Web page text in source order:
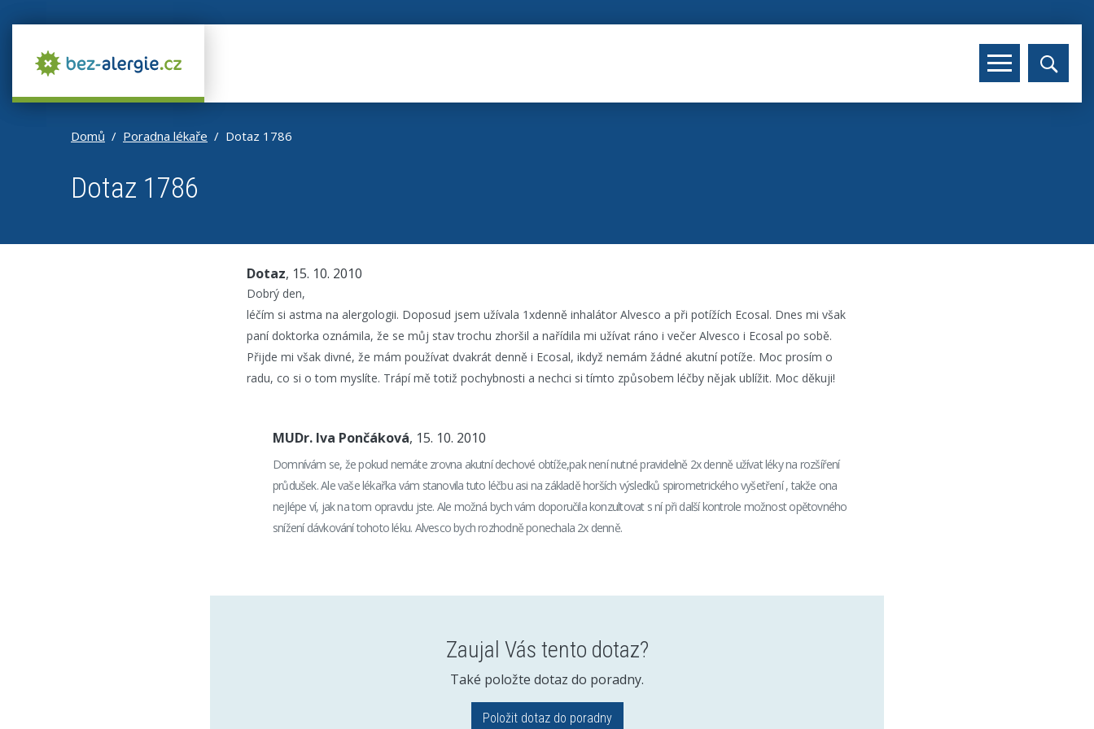
Domů Poradna lékaře Dotaz 1786
Dotaz 1786
Dotaz, 15. 10. 2010
Dobrý den,
léčím si astma na alergologii. Doposud jsem užívala 1xdenně inhalátor Alvesco a při potížích Ecosal. Dnes mi však
paní doktorka oznámila, že se můj stav trochu zhoršil a nařídila mi užívat ráno i večer Alvesco i Ecosal po sobě.
Přijde mi však divné, že mám používat dvakrát denně i Ecosal, ikdyž nemám žádné akutní potíže. Moc prosím o
radu, co si o tom myslíte. Trápí mě totiž pochybnosti a nechci si tímto způsobem léčby nějak ublížit. Moc děkuji!
MUDr. Iva Pončáková, 15. 10. 2010
Domnívám se, že pokud nemáte zrovna akutní dechové obtíže,pak není nutné pravidelně 2x denně užívat léky na rozšíření
průdušek. Ale vaše lékařka vám stanovila tuto léčbu asi na základě horších výsledků spirometrického vyšetření , takže ona
nejlépe ví, jak na tom opravdu jste. Ale možná bych vám doporučila konzultovat s ní při další kontrole možnost opětovného
snížení dávkování tohoto léku. Alvesco bych rozhodně ponechala 2x denně.
Zaujal Vás tento dotaz?
Také položte dotaz do poradny.
Položit dotaz do poradny